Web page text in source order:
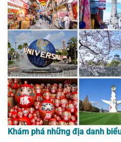
Khám phá những địa danh